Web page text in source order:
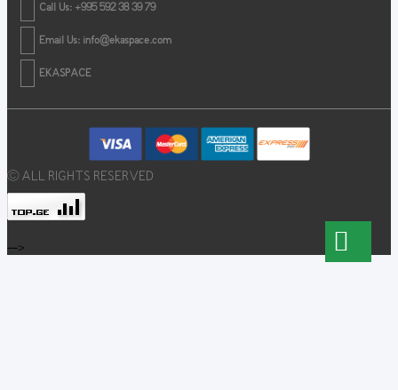
Call Us: +995 592 38 39 79
Email Us: info@ekaspace.com
EKASPACE
© ALL RIGHTS RESERVED
-->